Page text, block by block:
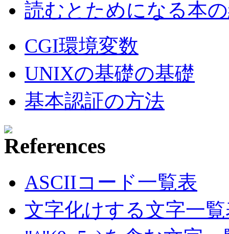
読むとためになる本
CGI環境変数
UNIXの基礎の基礎
基本認証の方法
ASCIIコード一覧表
文字化けする文字一